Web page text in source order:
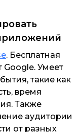
. Бесплатная
Google. Умеет
такие как
время
Также
аудитории
от разных